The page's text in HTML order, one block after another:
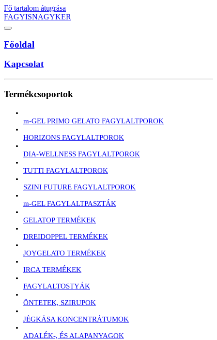
Fő tartalom átugrása
FAGYISNAGYKER
Főoldal
Kapcsolat
Termékcsoportok
m-GEL PRIMO GELATO FAGYLALTPOROK
HORIZONS FAGYLALTPOROK
DIA-WELLNESS FAGYLALTPOROK
TUTTI FAGYLALTPOROK
SZINI FUTURE FAGYLALTPOROK
m-GEL FAGYLALTPASZTÁK
GELATOP TERMÉKEK
DREIDOPPEL TERMÉKEK
JOYGELATO TERMÉKEK
IRCA TERMÉKEK
FAGYLALTOSTYÁK
ÖNTETEK, SZIRUPOK
JÉGKÁSA KONCENTRÁTUMOK
ADALÉK-, ÉS ALAPANYAGOK